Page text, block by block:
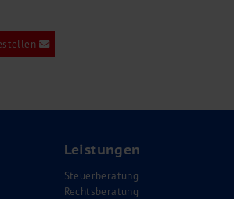
Leistungen
Steuerberatung
Rechtsberatung